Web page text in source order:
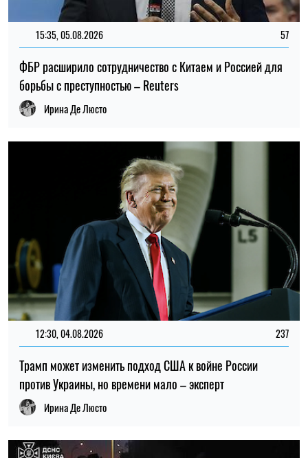
15:35, 05.08.2026 57
ФБР расширило сотрудничество с Китаем и Россией для
борьбы с преступностью – Reuters
Ирина Де Люсто
12:30, 04.08.2026 237
Трамп может изменить подход США к войне России
против Украины, но времени мало – эксперт
Ирина Де Люсто